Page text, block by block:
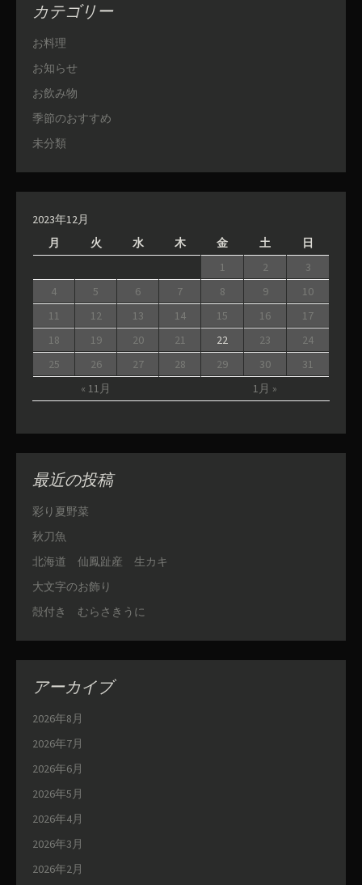
カテゴリー
お料理
お知らせ
お飲み物
季節のおすすめ
未分類
2023年12月
月
火 水 木 金 土 日
« 11月 1月 »
1 2
3
4
5 6 7 8 9
10
11
12 13 14 15 16
17
18
19 20 21 22 23
24
25
26 27 28 29 30 31
最近の投稿
彩り夏野菜
秋刀魚
北海道 仙鳳趾産 生カキ
大文字のお飾り
殻付き むらさきうに
アーカイブ
2026年8月
2026年7月
2026年6月
2026年5月
2026年4月
2026年3月
2026年2月